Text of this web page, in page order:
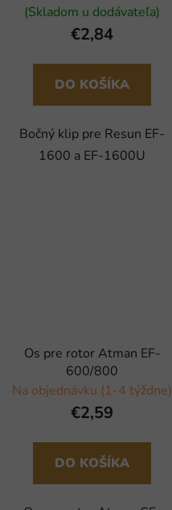
(Skladom u dodávateľa)
€2,84
DO KOŠÍKA
Bočný klip pre Resun EF-
1600 a EF-1600U
Os pre rotor Atman EF-
600/800
Na objednávku (1-4 týždne)
€2,59
DO KOŠÍKA